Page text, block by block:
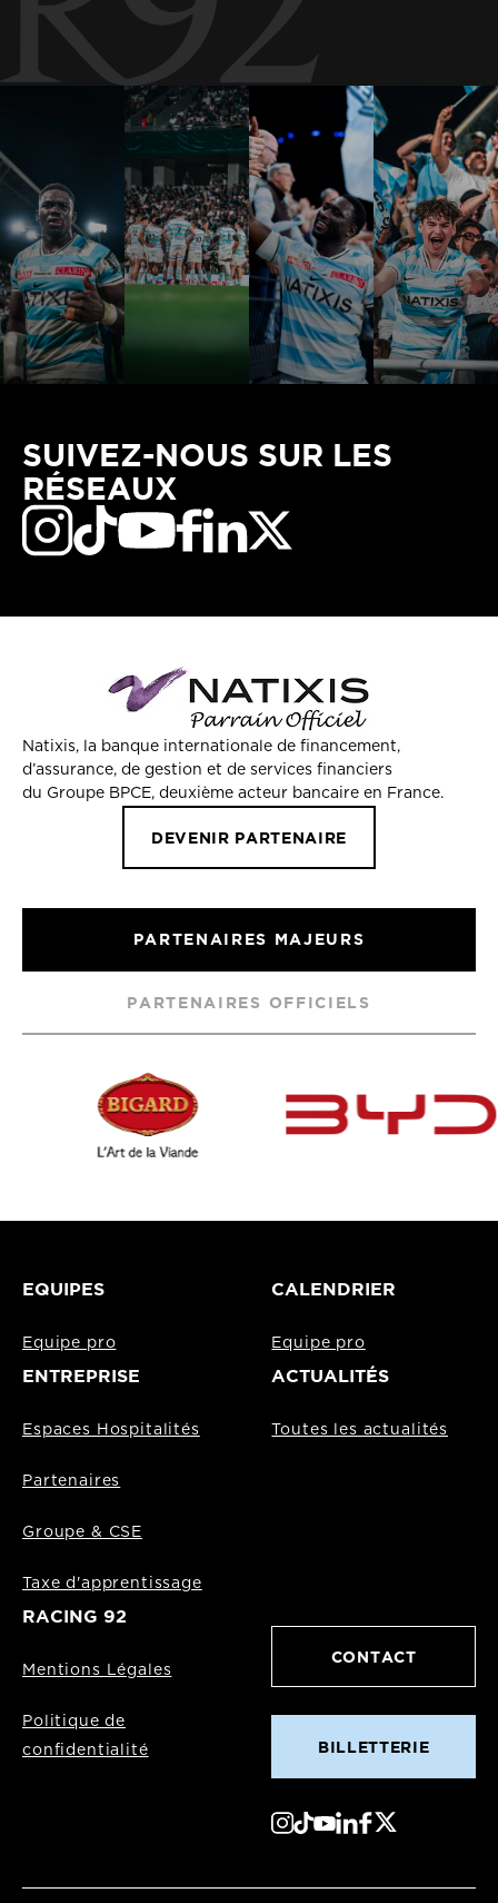
SUIVEZ-NOUS SUR LES
RÉSEAUX
Natixis, la banque internationale de financement,
d’assurance, de gestion et de services financiers
du Groupe BPCE, deuxième acteur bancaire en France.
DEVENIR PARTENAIRE
PARTENAIRES MAJEURS
PARTENAIRES OFFICIELS
EQUIPES
Equipe pro
CALENDRIER
Equipe pro
ENTREPRISE
Espaces Hospitalités
Partenaires
Groupe & CSE
Taxe d'apprentissage
ACTUALITÉS
Toutes les actualités
RACING 92
Mentions Légales
Politique de
confidentialité
CONTACT
BILLETTERIE